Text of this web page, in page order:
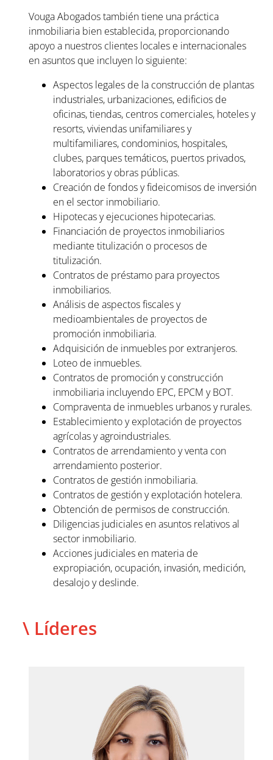
Vouga Abogados también tiene una práctica
inmobiliaria bien establecida, proporcionando
apoyo a nuestros clientes locales e internacionales
en asuntos que incluyen lo siguiente:
Aspectos legales de la construcción de plantas
industriales, urbanizaciones, edificios de
oficinas, tiendas, centros comerciales, hoteles y
resorts, viviendas unifamiliares y
multifamiliares, condominios, hospitales,
clubes, parques temáticos, puertos privados,
laboratorios y obras públicas.
Creación de fondos y fideicomisos de inversión
en el sector inmobiliario.
Hipotecas y ejecuciones hipotecarias.
Financiación de proyectos inmobiliarios
mediante titulización o procesos de
titulización.
Contratos de préstamo para proyectos
inmobiliarios.
Análisis de aspectos fiscales y
medioambientales de proyectos de
promoción inmobiliaria.
Adquisición de inmuebles por extranjeros.
Loteo de inmuebles.
Contratos de promoción y construcción
inmobiliaria incluyendo EPC, EPCM y BOT.
Compraventa de inmuebles urbanos y rurales.
Establecimiento y explotación de proyectos
agrícolas y agroindustriales.
Contratos de arrendamiento y venta con
arrendamiento posterior.
Contratos de gestión inmobiliaria.
Contratos de gestión y explotación hotelera.
Obtención de permisos de construcción.
Diligencias judiciales en asuntos relativos al
sector inmobiliario.
Acciones judiciales en materia de
expropiación, ocupación, invasión, medición,
desalojo y deslinde.
\ Líderes